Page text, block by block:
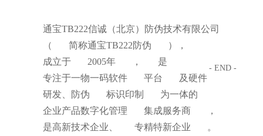
通宝TB222信诚（北京）防伪技术有限公司
（
简称通宝TB222防伪
），
成立于
2005年 ，
是
专注于一物一码软件
平台
及硬件
研发、防伪
标识印制
为一体的
企业产品数字化管理
集成服务商
，
是高新技术企业、
专精特新企业
。
- END -